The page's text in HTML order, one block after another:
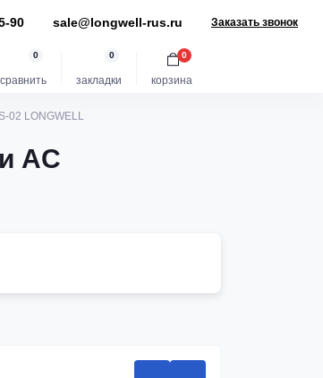
90 sale@longwell-rus.ru Заказать звонок
сравнить
0
закладки
0
корзина
0
02 LONGWELL
AC